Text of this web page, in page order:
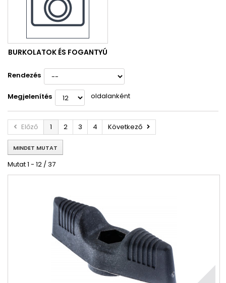
BURKOLATOK ÉS FOGANTYÚ
Rendezés
Megjelenítés oldalanként
Előző 1 2 3 4 Következő
MINDET MUTAT
Mutat 1 - 12 / 37